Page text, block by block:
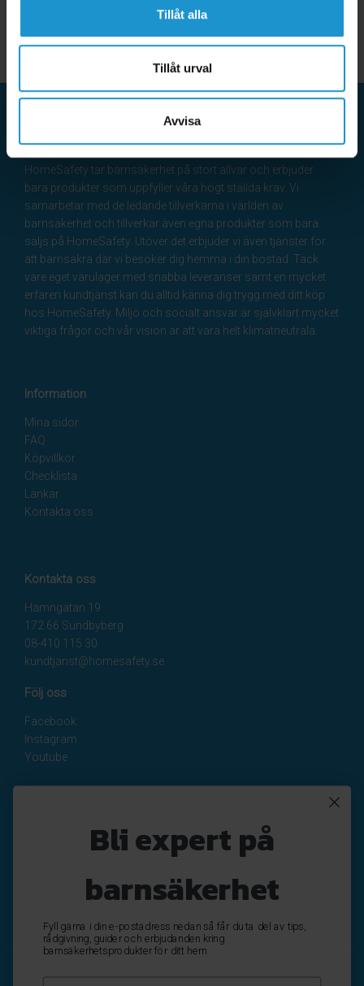
Tillåt alla
Tillåt urval
Avvisa
HomeSafety
HomeSafety tar barnsäkerhet på stort allvar och erbjuder
bara produkter som uppfyller våra högt ställda krav. Vi
samarbetar med de ledande tillverkarna i världen av
barnsäkerhet och tillverkar även egna produkter som bara
säljs på HomeSafety. Utöver det erbjuder vi även tjänster för
att barnsäkra där vi besöker dig hemma i din bostad. Tack
vare eget varulager med snabba leveranser samt en mycket
erfaren kundtjänst kan du alltid känna dig trygg med ditt köp
hos HomeSafety. Miljö och socialt ansvar är självklart mycket
viktiga frågor och vår vision är att vara helt klimatneutrala.
Information
Mina sidor
FAQ
Köpvillkor
Checklista
Länkar
Kontakta oss
Kontakta oss
Hamngatan 19
172 66 Sundbyberg
08-410 115 30
kundtjanst@homesafety.se
Följ oss
Facebook
Instagram
Youtube
Nyhetsbrev
Avregistrera
Bli expert på
barnsäkerhet
Fyll gärna i din e-postadress nedan så får du ta del av tips,
rådgivning, guider och erbjudanden kring
barnsäkerhetsprodukter för ditt hem